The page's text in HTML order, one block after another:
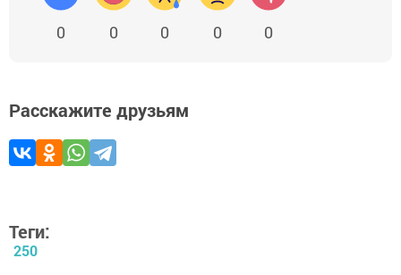
0 0 0 0 0
Расскажите друзьям
Теги:
250